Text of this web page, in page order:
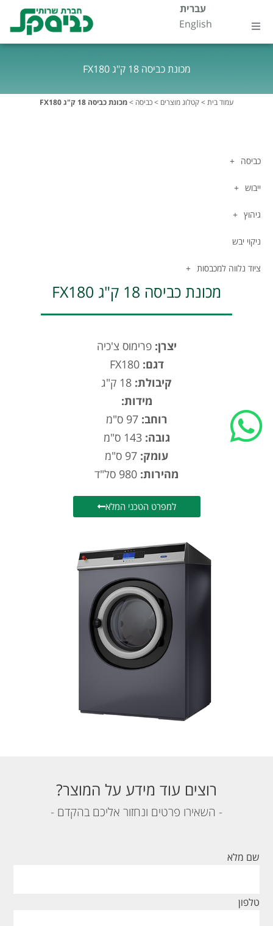
לתוכן
עברית
English
דטרגנטים
התמחויות
צור קשר
English
מכונת כביסה 18 ק"ג FX180
עמוד בית>קטלוג מוצרים >כביסה >מכונת כביסה 18 ק"ג FX180
כביסה
ייבוש
גיהוץ
ניקוי יבש
ציוד נלווה למכבסות
מכונת כביסה 18 ק"ג FX180
יצרן: פרימוס צ'כיה
דגם: FX180
קיבולת:
מידות:
רוחב: 97 ס"מ
גובה: 143 ס"מ
עומק:
מהירות:
למפרט הטכני המלא
רוצים עוד מידע על המוצר?
- השאירו פרטים ונחזור אליכם בהקדם -
שם מלא
טלפון